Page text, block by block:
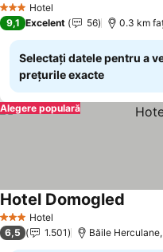
3 SteleHotel
9,1 Excelent 56 0.3 km
Selectați datele pentru a
prețurile exacte
Alegere populară
3 SteleHotel
Hotel Domogled
6,5 1.501 Băile